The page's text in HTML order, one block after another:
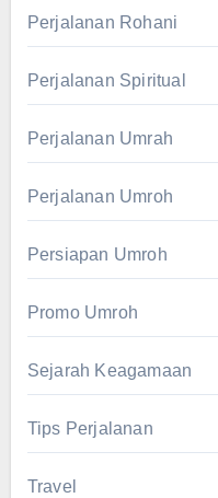
Perjalanan Rohani
Perjalanan Spiritual
Perjalanan Umrah
Perjalanan Umroh
Persiapan Umroh
Promo Umroh
Sejarah Keagamaan
Tips Perjalanan
Travel